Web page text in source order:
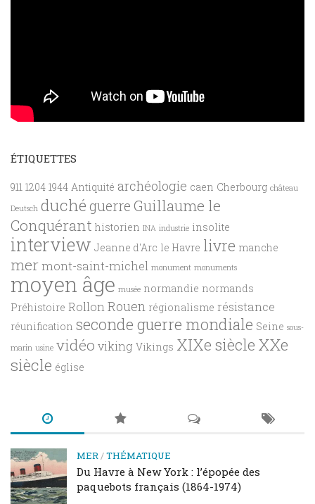
ÉTIQUETTES
911 1204 1944 Antiquité archéologie caen Cherbourg château
Deutsch duché guerreGuillaume le
Conquérant historien INA industrie insolite
interview Jeanne d'Arc le Havre livre manche
mermont-saint-michel monument monuments
moyen âge musée normandie normands
Préhistoire RollonRouen régionalisme résistance
réunification seconde guerre mondiale Seine sous-
marin usine vidéo viking Vikings XIXe siècle XXe
siècle église
MER/THÉMATIQUE
Du Havre à New York : l’épopée des
paquebots français (1864-1974)